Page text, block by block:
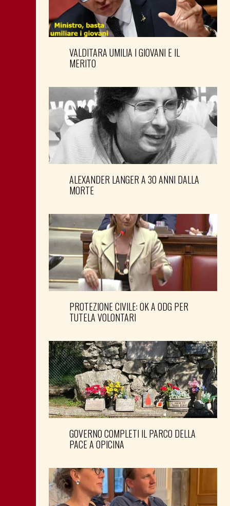
VALDITARA UMILIA I GIOVANI E IL
MERITO
ALEXANDER LANGER A 30 ANNI DALLA
MORTE
PROTEZIONE CIVILE: OK A ODG PER
TUTELA VOLONTARI
GOVERNO COMPLETI IL PARCO DELLA
PACE A OPICINA